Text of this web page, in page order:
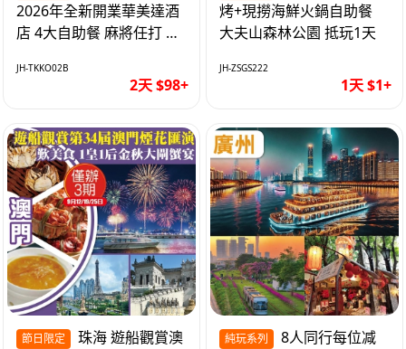
2026年全新開業華美達酒
店 4大自助餐 麻將任打 抵
JH-TKKO02B
2天 $98+
烤+現撈海鮮火鍋自助餐
大夫山森林公園 抵玩1天
JH-ZSGS222
1天 $1+
節日限定 純玩系列